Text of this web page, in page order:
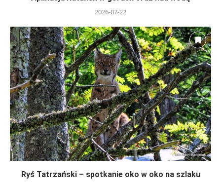
2026-07-22
Ryś Tatrzański – spotkanie oko w oko na szlaku